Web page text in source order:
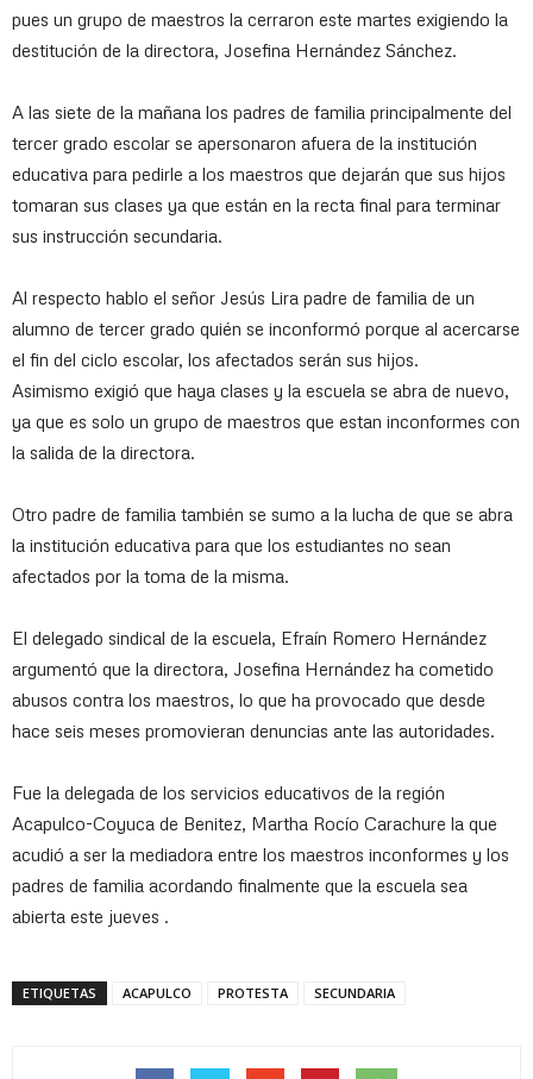
pues un grupo de maestros la cerraron este martes exigiendo la
destitución de la directora, Josefina Hernández Sánchez.
A las siete de la mañana los padres de familia principalmente del
tercer grado escolar se apersonaron afuera de la institución
educativa para pedirle a los maestros que dejarán que sus hijos
tomaran sus clases ya que están en la recta final para terminar
sus instrucción secundaria.
Al respecto hablo el señor Jesús Lira padre de familia de un
alumno de tercer grado quién se inconformó porque al acercarse
el fin del ciclo escolar, los afectados serán sus hijos.
Asimismo exigió que haya clases y la escuela se abra de nuevo,
ya que es solo un grupo de maestros que estan inconformes con
la salida de la directora.
Otro padre de familia también se sumo a la lucha de que se abra
la institución educativa para que los estudiantes no sean
afectados por la toma de la misma.
El delegado sindical de la escuela, Efraín Romero Hernández
argumentó que la directora, Josefina Hernández ha cometido
abusos contra los maestros, lo que ha provocado que desde
hace seis meses promovieran denuncias ante las autoridades.
Fue la delegada de los servicios educativos de la región
Acapulco-Coyuca de Benitez, Martha Rocío Carachure la que
acudió a ser la mediadora entre los maestros inconformes y los
padres de familia acordando finalmente que la escuela sea
abierta este jueves .
ETIQUETAS ACAPULCO PROTESTA SECUNDARIA